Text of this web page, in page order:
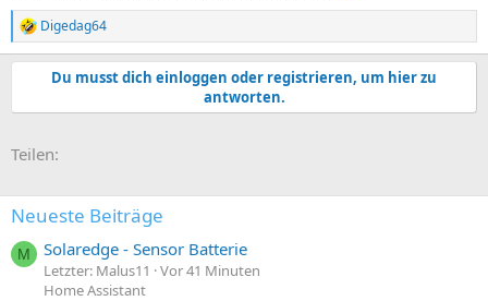
R
e
a
i
n
:
Digedag64
Du musst dich einloggen oder registrieren, um hier zu
antworten.
Teilen:
Neueste Beiträge
M Solaredge - Sensor Batterie
Letzter: Malus11
Vor 41 Minuten
Home Assistant